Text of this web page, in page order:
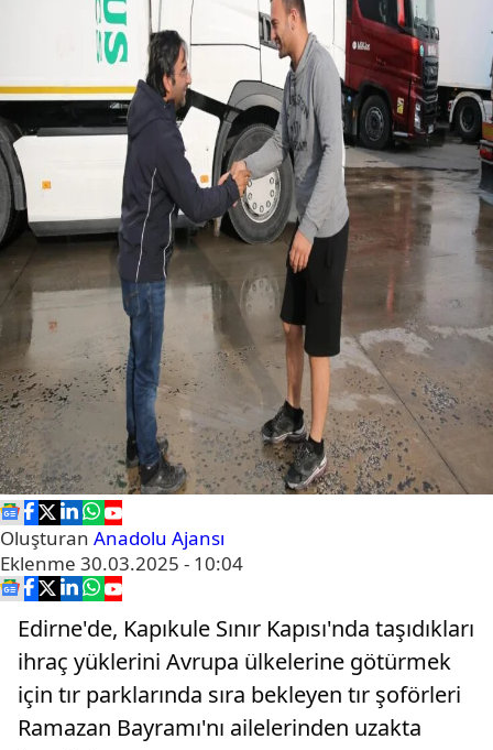
Oluşturan Anadolu Ajansı
Eklenme 30.03.2025 - 10:04
Edirne'de, Kapıkule Sınır Kapısı'nda taşıdıkları
ihraç yüklerini Avrupa ülkelerine götürmek
için tır parklarında sıra bekleyen tır şoförleri
Ramazan Bayramı'nı ailelerinden uzakta